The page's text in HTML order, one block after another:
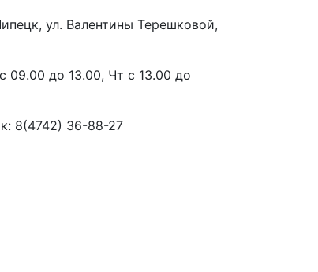
ул. Валентины Терешковой,
09.00 до 13.00, Чт с 13.00 до
8(4742) 36-88-27